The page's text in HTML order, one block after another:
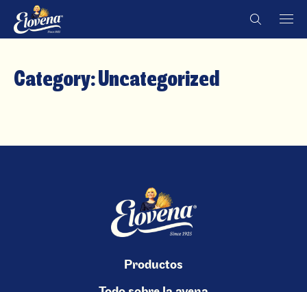
Skip
Country
Country
Category:Uncategorized
Productos